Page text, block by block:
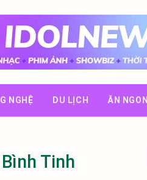
NGHỆ DU LỊCH ĂN NGON
Tinh